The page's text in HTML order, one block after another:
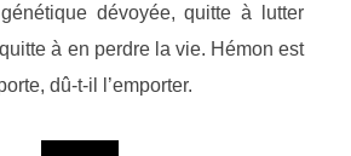
dévoyée, quitte à lutter
à en perdre la vie. Hémon est
dû-t-il l’emporter.